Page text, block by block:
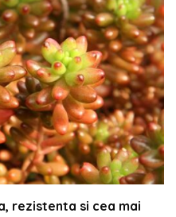
rezistenta si cea mai